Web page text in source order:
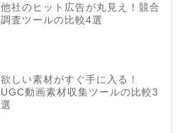
他社のヒット広告が丸見え！競合
調査ツールの比較4選
欲しい素材がすぐ手に入る！
UGC動画素材収集ツールの比較3
選